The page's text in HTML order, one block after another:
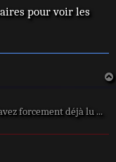
pour voir les
forcement déjà lu ...